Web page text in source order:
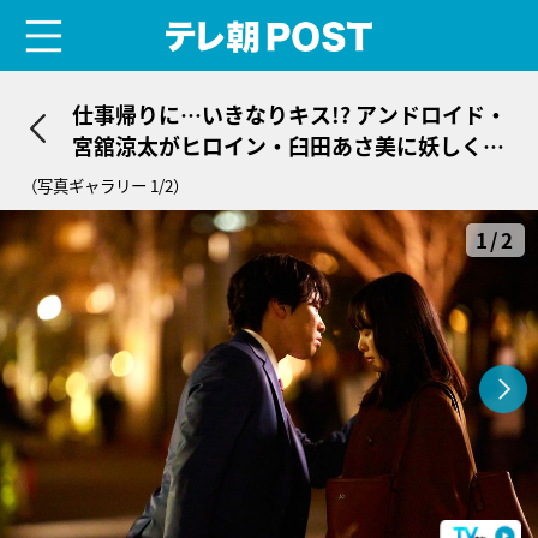
仕事帰りに…いきなりキス!? アンドロイド・
宮舘涼太がヒロイン・臼田あさ美に妖しく顔
を近づけ…ドラマ＜ターミネーターと恋しち
ゃったら＞
（写真ギャラリー 1/2）
1/2